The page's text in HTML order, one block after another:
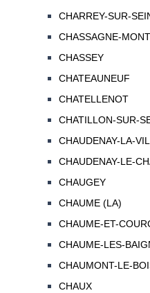
CHARREY-SUR-
CHASSAGNE-
CHASSEY
CHATEAUNEUF
CHATELLENOT
CHATILLON-SUR-
CHAUDENAY-LA-
CHAUDENAY-LE-
CHAUGEY
CHAUME (LA)
CHAUME-ET-
CHAUME-LES-
CHAUMONT-LE-
CHAUX